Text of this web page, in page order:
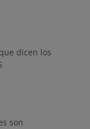
dicen los
son